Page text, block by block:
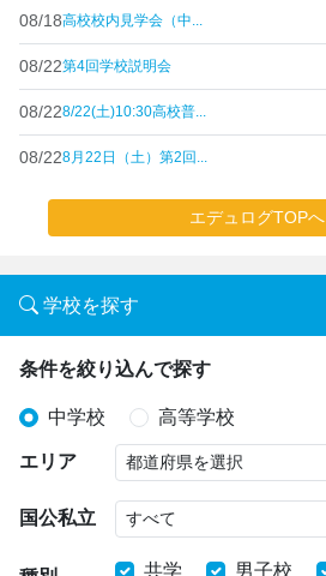
08/18高校校内見学会（中...
08/22第4回学校説明会
08/228/22(土)10:30高校普...
08/228月22日（土）第2回...
エデュログTOPへ
学校を探す
条件を絞り込んで探す
中学校 高等学校
エリア
国公私立
共学 男子校